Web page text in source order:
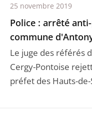
Police : arrêté
commune
Le juge des référés
Cergy-Pontoise
préfet des Hauts-
25 novembre 2019